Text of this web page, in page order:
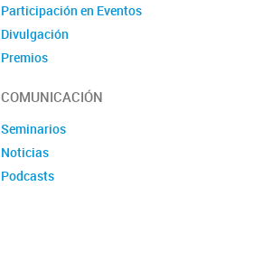
Participación en Eventos
Divulgación
Premios
COMUNICACIÓN
Seminarios
Noticias
Podcasts